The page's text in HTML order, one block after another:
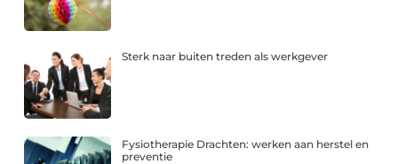
Sterk naar buiten treden als werkgever
Fysiotherapie Drachten: werken aan herstel en
preventie